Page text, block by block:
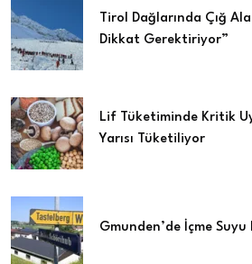
Tirol Dağlarında Çığ
Dikkat Gerektiriyor”
Lif Tüketiminde Kritik
Yarısı Tüketiliyor
Gmunden’de İçme